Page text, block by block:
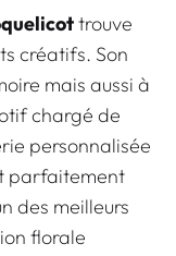
trouve
créatifs. Son
mais aussi à
chargé de
personnalisée
parfaitement
des meilleurs
florale